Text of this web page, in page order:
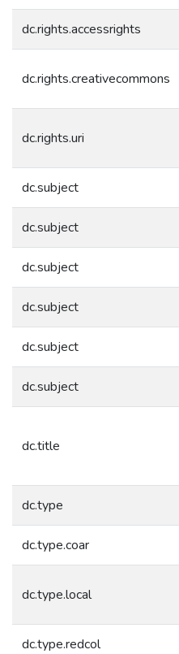
dc.rights.accessrights
dc.rights.creativecommons
dc.rights.uri
dc.subject
dc.subject
dc.subject
dc.subject
dc.subject
dc.subject
dc.title
dc.type
dc.type.coar
dc.type.local
dc.type.redcol